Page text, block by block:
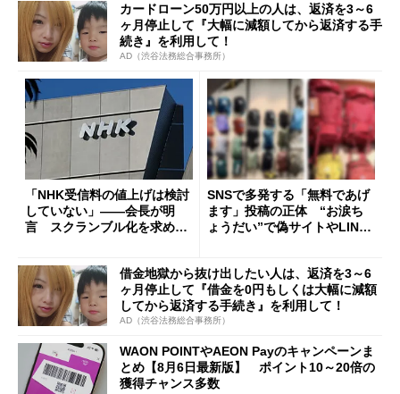
カードローン50万円以上の人は、返済を3～6
ヶ月停止して『大幅に減額してから返済する手
続き』を利用して！
AD（渋谷法務総合事務所）
「NHK受信料の値上げは検討
していない」――会長が明
言 スクランブル化を求める
SNSで多発する「無料であげ
ます」投稿の正体 “お涙ち
ょうだい”で偽サイトやLINE
借金地獄から抜け出したい人は、返済を3～6
ヶ月停止して『借金を0円もしくは大幅に減額
してから返済する手続き』を利用して！
AD（渋谷法務総合事務所）
WAON POINTやAEON Payのキャンペーンま
とめ【8月6日最新版】 ポイント10～20倍の
獲得チャンス多数